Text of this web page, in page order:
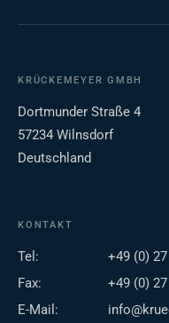
KRÜCKEMEYER GMBH
Dortmunder Straße 4
57234 Wilnsdorf
Deutschland
KONTAKT
Tel:
+49 (0)
Fax:
+49 (0)
E-Mail: